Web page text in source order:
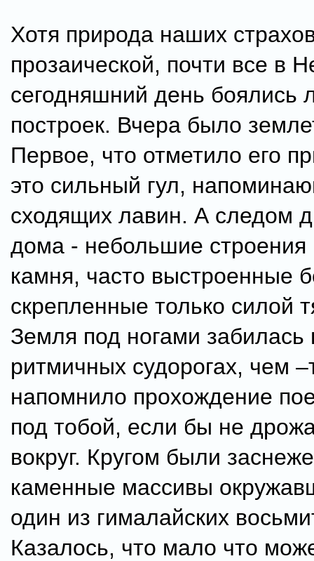
Хотя природа наших
прозаической, почти все в
сегодняшний день боялись
построек. Вчера было
Первое, что отметило его
это сильный гул,
сходящих лавин. А следом
дома - небольшие строения
камня, часто выстроенные
скрепленные только силой
Земля под ногами забилась
ритмичных судорогах, чем
напомнило прохождение
под тобой, если бы не
вокруг. Кругом были
каменные массивы
один из гималайских
Казалось, что мало что